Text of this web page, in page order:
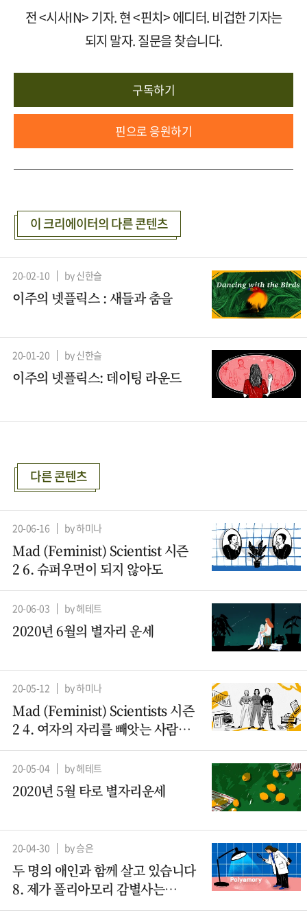
전 <시사IN> 기자. 현 <핀치> 에디터. 비겁한 기자는
되지 말자. 질문을 찾습니다.
구독하기
핀으로 응원하기
이 크리에이터의 다른 콘텐츠
20-02-10 by 신한슬
이주의 넷플릭스 : 새들과 춤을
20-01-20 by 신한슬
이주의 넷플릭스: 데이팅 라운드
다른 콘텐츠
20-06-16 by 하미나
Mad (Feminist) Scientist 시즌
2 6. 슈퍼우먼이 되지 않아도
20-06-03 by 헤테트
2020년 6월의 별자리 운세
20-05-12 by 하미나
Mad (Feminist) Scientists 시즌
2 4. 여자의 자리를 빼앗는 사람들
– 컴퓨터과학 (2)
20-05-04 by 헤테트
2020년 5월 타로 별자리운세
20-04-30 by 승은
두 명의 애인과 함께 살고 있습니다
8. 제가 폴리아모리 감별사는
아니지만요